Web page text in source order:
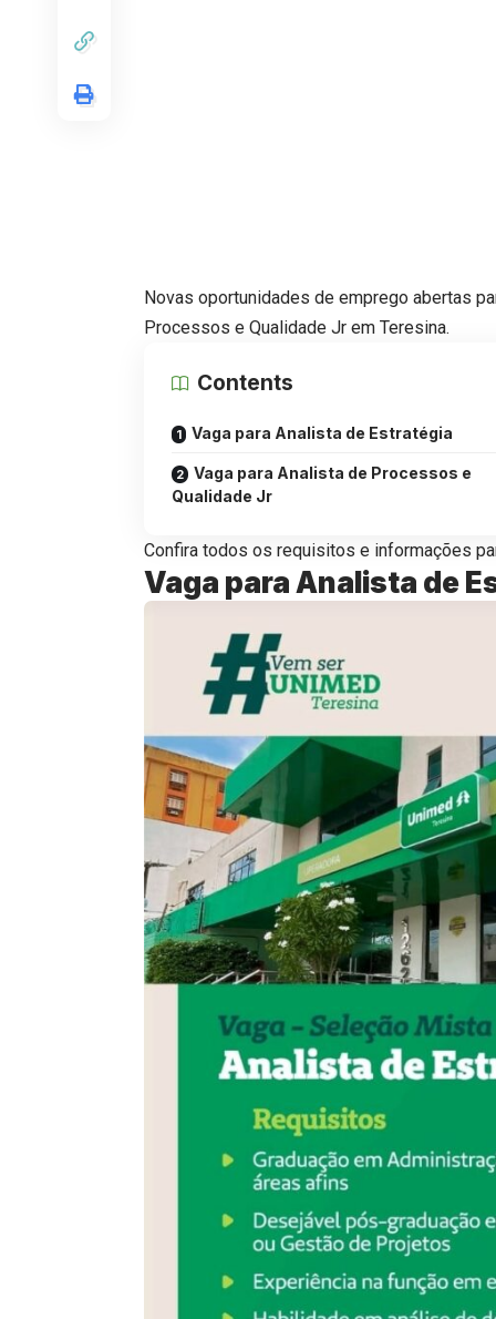
Novas oportunidades de emprego abertas
Processos e Qualidade Jr em Teresina.
Contents
Vaga para Analista de Estratégia
Vaga para Analista de Processos e
Qualidade Jr
Confira todos os requisitos e informações
Vaga para Analista de